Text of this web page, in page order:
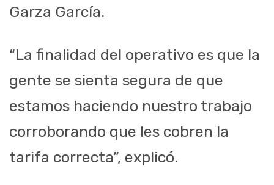
Garza García.
“La finalidad del operativo es que la
gente se sienta segura de que
estamos haciendo nuestro trabajo
corroborando que les cobren la
tarifa correcta”, explicó.